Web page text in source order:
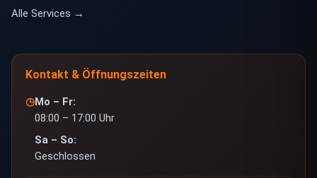
Alle Services →
Kontakt & Öffnungszeiten
◷Mo – Fr:
08:00 – 17:00 Uhr
Sa – So:
Geschlossen